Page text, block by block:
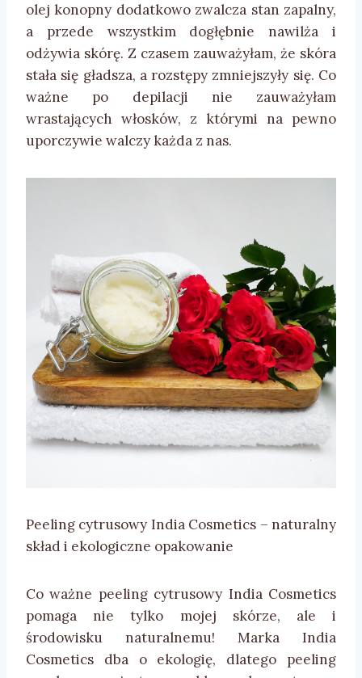
olej konopny dodatkowo zwalcza stan zapalny,
a przede wszystkim dogłębnie nawilża i
odżywia skórę. Z czasem zauważyłam, że skóra
stała się gładsza, a rozstępy zmniejszyły się. Co
ważne po depilacji nie zauważyłam
wrastających włosków, z którymi na pewno
uporczywie walczy każda z nas.
Peeling cytrusowy India Cosmetics – naturalny
skład i ekologiczne opakowanie
Co ważne peeling cytrusowy India Cosmetics
pomaga nie tylko mojej skórze, ale i
środowisku naturalnemu! Marka India
Cosmetics dba o ekologię, dlatego peeling